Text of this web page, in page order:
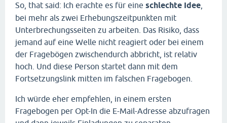
So, that said: Ich erachte es für eine schlechte Idee
bei mehr als zwei Erhebungszeitpunkten mit
Unterbrechungsseiten zu arbeiten. Das Risiko, dass
jemand auf eine Welle nicht reagiert oder bei einem
der Fragebögen zwischendurch abbricht, ist relativ
hoch. Und diese Person startet dann mit dem
Fortsetzungslink mitten im falschen Fragebogen.
Ich würde eher empfehlen, in einem ersten
Fragebogen per Opt-In die E-Mail-Adresse abzufragen